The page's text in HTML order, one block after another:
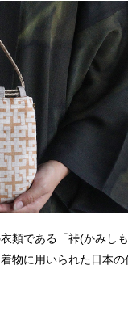
類である「裃(かみし
物に用いられた日本の